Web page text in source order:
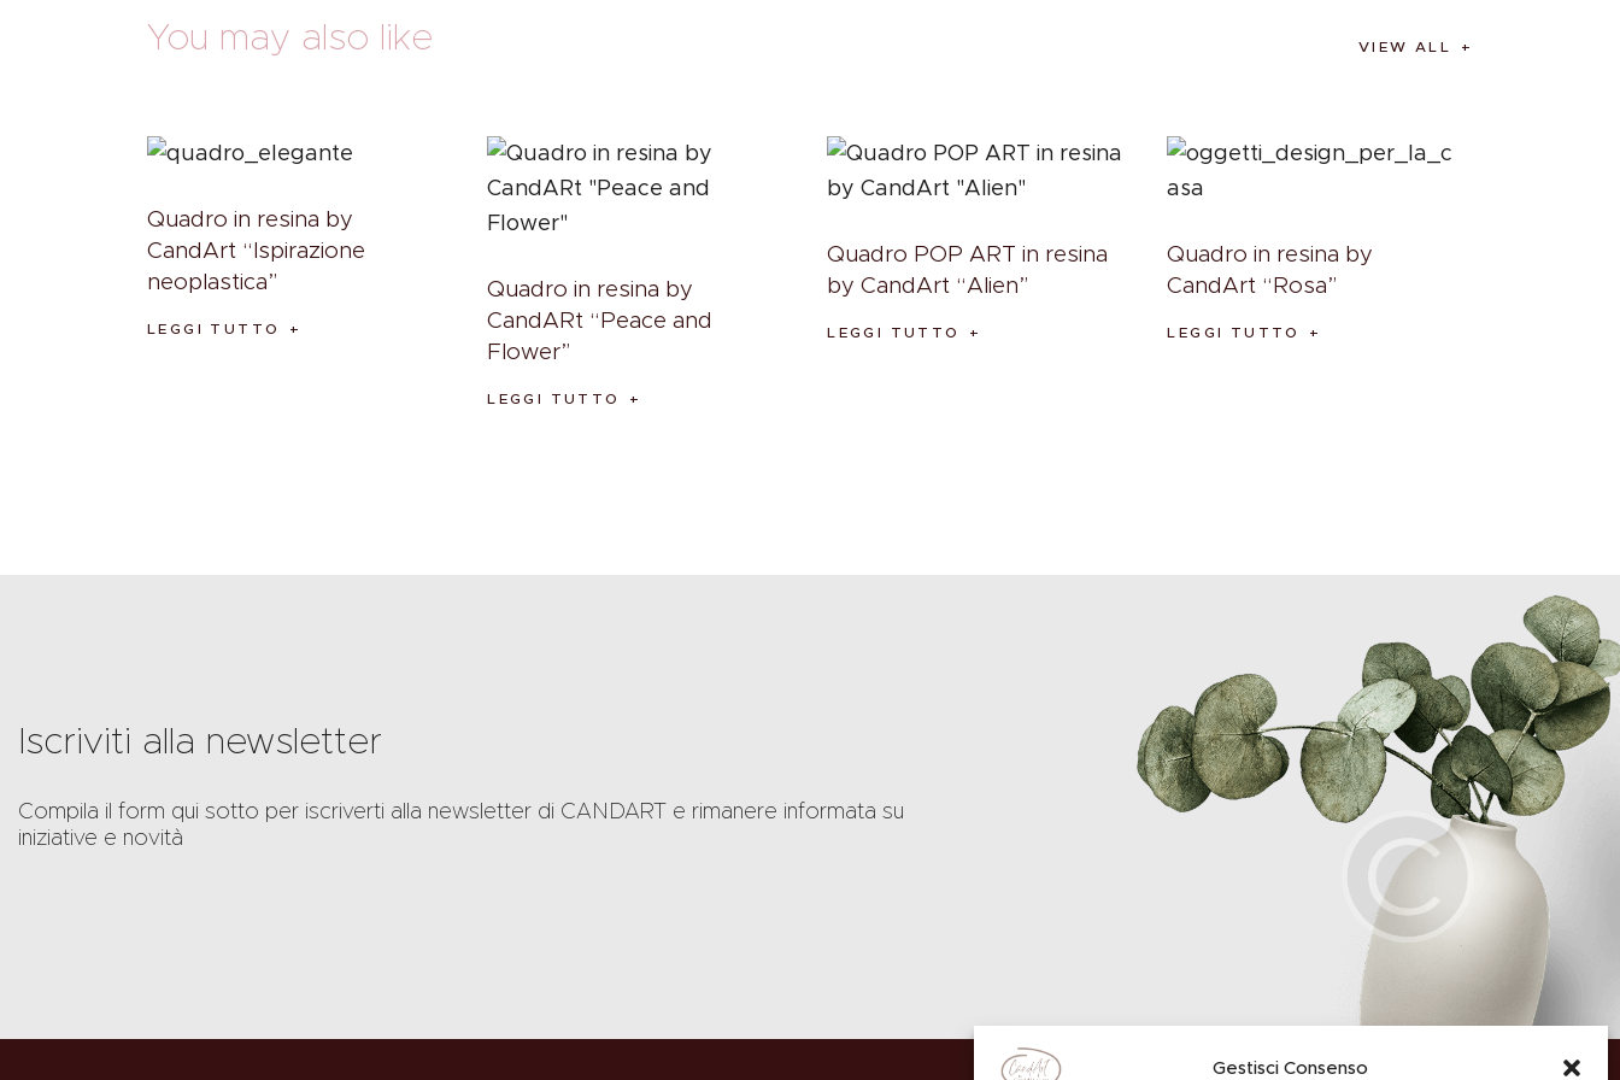
Gestisci Consenso
You may also like VIEW ALL
Quadro in resina by
CandArt “Ispirazione
neoplastica”
LEGGI TUTTO
Quadro in resina by
CandARt “Peace and
Flower”
LEGGI TUTTO
Quadro POP ART in resina
by CandArt “Alien”
LEGGI TUTTO
Quadro in resina by
CandArt “Rosa”
LEGGI TUTTO
Iscriviti alla newsletter
Compila il form qui sotto per iscriverti alla newsletter di CANDART e rimanere informata su
iniziative e novità